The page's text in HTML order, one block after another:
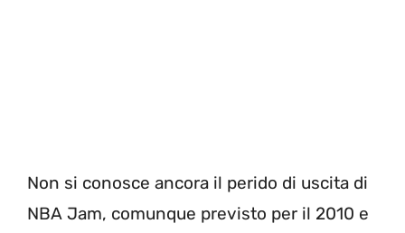
Non si conosce ancora il perido di uscita di
NBA Jam, comunque previsto per il 2010 e